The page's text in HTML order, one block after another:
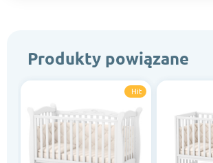
Produkty powiązane
Hit